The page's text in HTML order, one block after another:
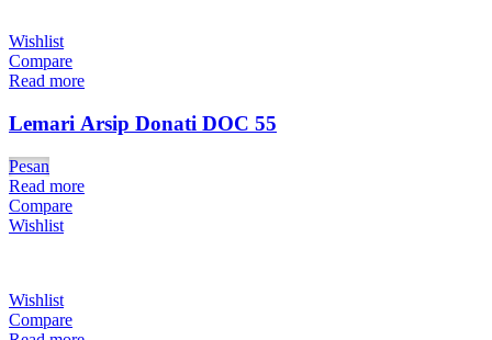
Wishlist
Compare
Read more
Lemari Arsip Donati DOC 55
Pesan
Read more
Compare
Wishlist
Wishlist
Compare